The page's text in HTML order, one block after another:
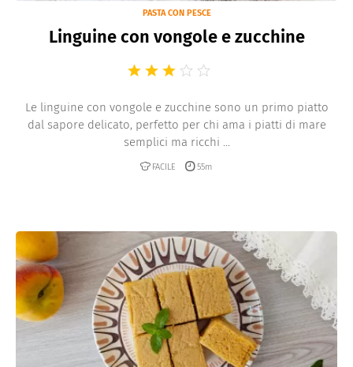
PASTA CON PESCE
Linguine con vongole e zucchine
Le linguine con vongole e zucchine sono un primo piatto
dal sapore delicato, perfetto per chi ama i piatti di mare
semplici ma ricchi ...
FACILE 55m